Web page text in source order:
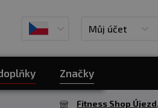
Můj účet
Značky
Fitness Shop